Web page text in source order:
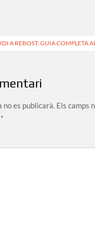
A REBOST: GUIA COMPLETA
es publicarà. Els camps
*